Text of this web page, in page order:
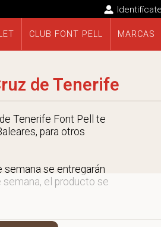
Identifícate
CLUB FONT PELL MARCAS
de Tenerife
Tenerife Font Pell te
para otros
semana se entregarán
el producto se